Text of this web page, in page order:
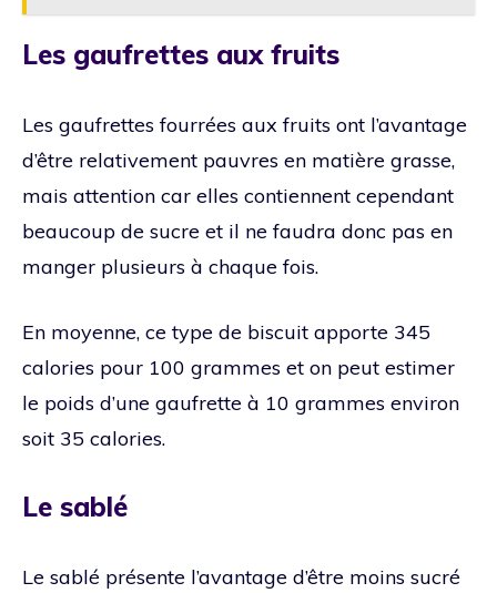
Les gaufrettes aux fruits
Les gaufrettes fourrées aux fruits ont l’avantage
d’être relativement pauvres en matière grasse,
mais attention car elles contiennent cependant
beaucoup de sucre et il ne faudra donc pas en
manger plusieurs à chaque fois.
En moyenne, ce type de biscuit apporte 345
calories pour 100 grammes et on peut estimer
le poids d’une gaufrette à 10 grammes environ
soit 35 calories.
Le sablé
Le sablé présente l’avantage d’être moins sucré